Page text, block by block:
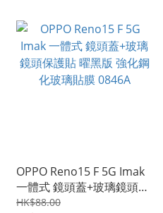
OPPO Reno15 F 5G Imak
一體式 鏡頭蓋+玻璃鏡頭保
護貼 曜黑版 強化鋼化玻璃
HK$88.00